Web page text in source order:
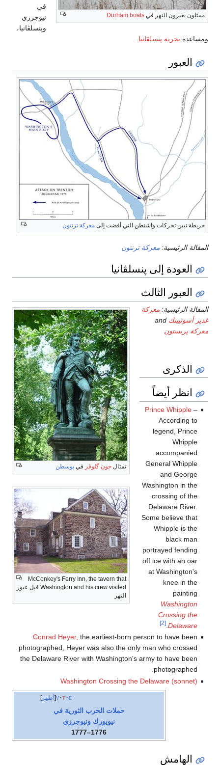
ممثلون يعبرون النهر في Durham boats
في
نيوجرزي
وپنسلڤانيا،
ومساعدة بحرية پنسلڤانيا
العبور
خريطة تبين تحركات واشنطن التي أفضت إلى معركة ترنتون
المقالة الرئيسية: معركة ترنتون
العودة إلى پنسلڤانيا
العبور الثالث
تمثال جون گلوڤر في بوسطن
المقالة الرئيسية: معركة
غدير أسونپينك
معركة پرنستون
الذكرى
McConkey's Ferry Inn, the tavern that
Washington and his crew visited قبل عبور
النهر
انظر أيضاً
Prince Whipple–
According to
legend, Prince
Whipple
accompanied
General Whipple
and George
Washington in the
crossing of the
Delaware River.
Some believe that
Whipple is the
black man
portrayed fending
off ice with an oar
at Washington's
knee in the
painting
Washington
Crossing the
Delaware
.
[2]
Conrad Heyer, the earliest-born person to have been
photographed, Heyer was also the only man who crossed
the Delaware River with Washington's army to have been
photographed.
Washington Crossing the Delaware (sonnet)
أظهر v t e
حملات الحرب الثورية في
نيويورك ونيوجرزي
1776–1777
الهامش